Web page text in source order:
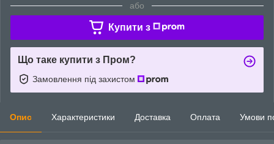
або
Купити з
Що таке купити з Пром?
Замовлення під захистом
Опис Характеристики Доставка Оплата Умови